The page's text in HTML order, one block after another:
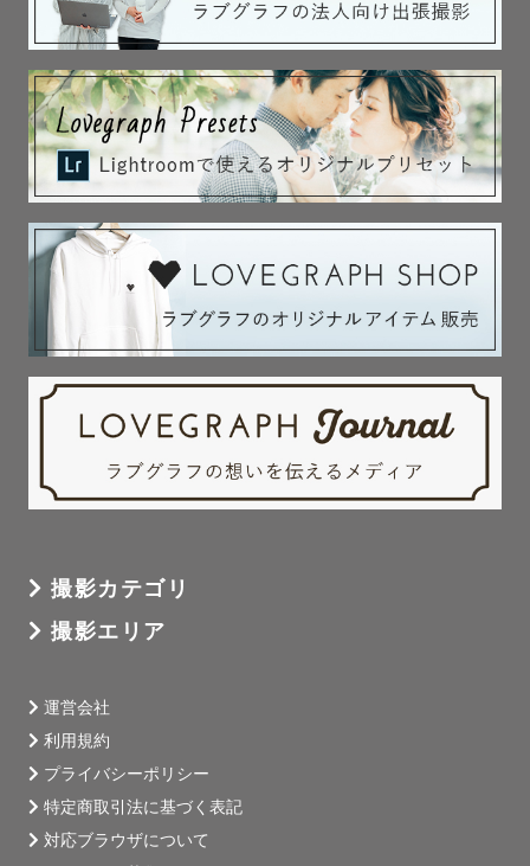
撮影カテゴリ
撮影エリア
運営会社
利用規約
プライバシーポリシー
特定商取引法に基づく表記
対応ブラウザについて